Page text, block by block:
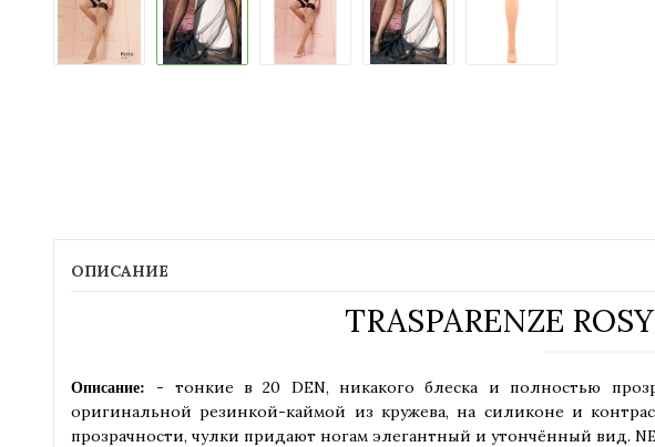
ОПИСАНИЕ
TRASPARENZE
Описание:
- тонкие в 20 DEN, никакого блеска и полностью
оригинальной резинкой-каймой из кружева, на силиконе и
прозрачности, чулки придают ногам элегантный и утончённый вид.